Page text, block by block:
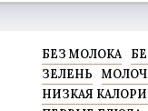
БЕЗ МОЛОКА
ЗЕЛЕНЬ
НИЗКАЯ